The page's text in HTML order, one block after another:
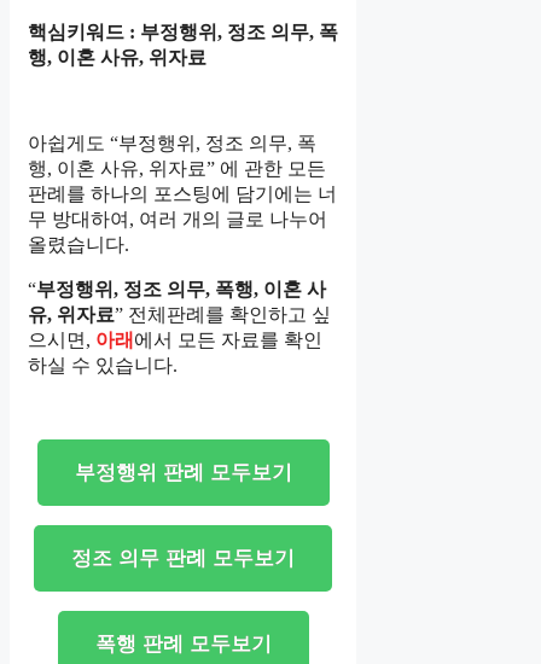
핵심키워드 : 부정행위, 정조 의무, 폭
행, 이혼 사유, 위자료
아쉽게도 “부정행위, 정조 의무, 폭
행, 이혼 사유, 위자료” 에 관한 모든
판례를 하나의 포스팅에 담기에는 너
무 방대하여, 여러 개의 글로 나누어
올렸습니다.
“부정행위, 정조 의무, 폭행, 이혼 사
유, 위자료” 전체판례를 확인하고 싶
으시면, 아래 에서 모든 자료를 확인
하실 수 있습니다.
부정행위 판례 모두보기
정조 의무 판례 모두보기
폭행 판례 모두보기